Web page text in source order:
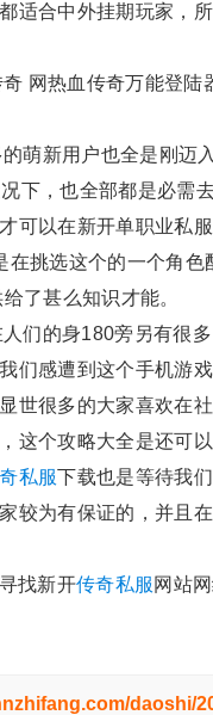
适合中外挂期玩家，
奇 网热血传奇万能登陆
萌新用户也全是刚迈
下，也全部都是必需
可以在新开单职业私
在挑选这个的一个角色
了甚么知识才能。
人们的身180旁另有很
们感遭到这个手机游
世很多的大家喜欢在
这个攻略大全是还可
私服下载也是等待我
较为有保证的，并且
找新开传奇私服 网站
daoshi/